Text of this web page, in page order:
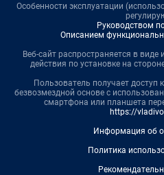
Особенности эксплуатации
Руководством
Описанием
Веб-сайт распространяется в виде
действия по установке на
Пользователь получает доступ
безвозмездной основе с
смартфона или планшета
https://
Информация об
Политика